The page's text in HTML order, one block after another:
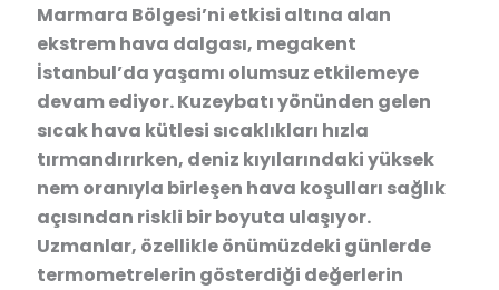
Marmara Bölgesi’ni etkisi altına alan
ekstrem hava dalgası, megakent
İstanbul’da yaşamı olumsuz etkilemeye
devam ediyor. Kuzeybatı yönünden gelen
sıcak hava kütlesi sıcaklıkları hızla
tırmandırırken, deniz kıyılarındaki yüksek
nem oranıyla birleşen hava koşulları sağlık
açısından riskli bir boyuta ulaşıyor.
Uzmanlar, özellikle önümüzdeki günlerde
termometrelerin gösterdiği değerlerin